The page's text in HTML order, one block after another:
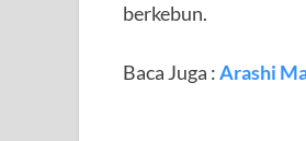
berkebun.
Baca Juga :Arashi